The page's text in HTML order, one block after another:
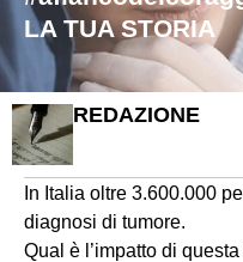
LA TUA STORIA
REDAZIONE
In Italia oltre 3.600.000
diagnosi di tumore.
Qual è l’impatto di